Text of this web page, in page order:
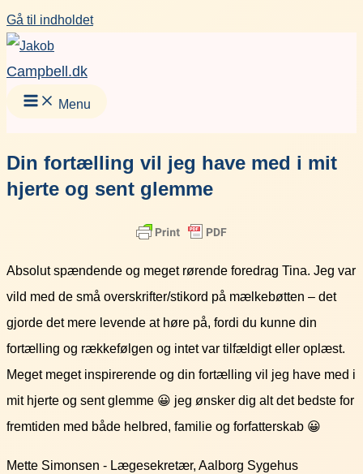
Gå til indholdet
Campbell.dk
Menu
Din fortælling vil jeg have med i mit
hjerte og sent glemme
Absolut spændende og meget rørende foredrag Tina. Jeg var
vild med de små overskrifter/stikord på mælkebøtten – det
gjorde det mere levende at høre på, fordi du kunne din
fortælling og rækkefølgen og intet var tilfældigt eller oplæst.
Meget meget inspirerende og din fortælling vil jeg have med i
mit hjerte og sent glemme 😀 jeg ønsker dig alt det bedste for
fremtiden med både helbred, familie og forfatterskab 😀
Mette Simonsen - Lægesekretær, Aalborg Sygehus